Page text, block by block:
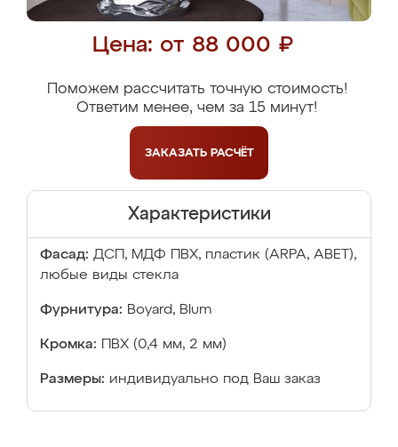
Цена: от 88 000 ₽
Поможем рассчитать точную стоимость!
Ответим менее, чем за 15 минут!
ЗАКАЗАТЬ РАСЧЁТ
Характеристики
Фасад: ДСП, МДФ ПВХ, пластик (ARPA, ABET),
любые виды стекла
Фурнитура: Boyard, Blum
Кромка: ПВХ (0,4 мм, 2 мм)
Размеры: индивидуально под Ваш заказ